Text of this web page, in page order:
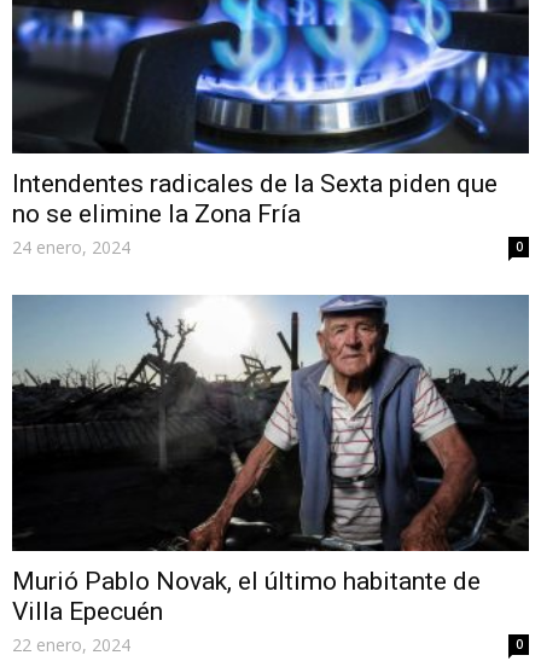
Intendentes radicales de la Sexta piden que
no se elimine la Zona Fría
24 enero, 2024 0
Murió Pablo Novak, el último habitante de
Villa Epecuén
22 enero, 2024 0